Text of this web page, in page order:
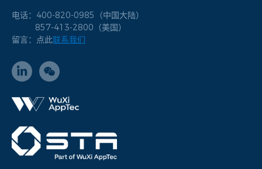
电话：400-820-0985（中国大陆）
857-413-2800（美国）
留言：点此联系我们